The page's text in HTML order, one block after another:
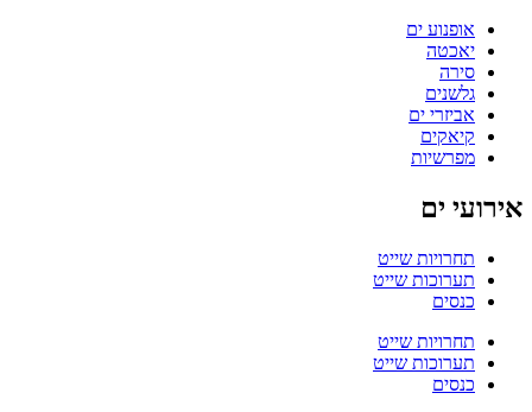
אופנוע ים
יאכטה
סירה
גלשנים
אביזרי ים
קיאקים
מפרשיות
אירועי ים
תחרויות שייט
תערוכות שייט
כנסים
תחרויות שייט
תערוכות שייט
כנסים